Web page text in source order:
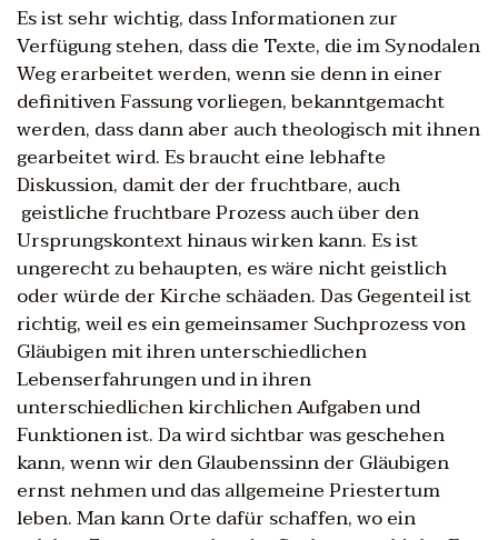
Es ist sehr wichtig, dass Informationen zur
Verfügung stehen, dass die Texte, die im Synodalen
Weg erarbeitet werden, wenn sie denn in einer
definitiven Fassung vorliegen, bekanntgemacht
werden, dass dann aber auch theologisch mit ihnen
gearbeitet wird. Es braucht eine lebhafte
Diskussion, damit der der fruchtbare, auch
geistliche fruchtbare Prozess auch über den
Ursprungskontext hinaus wirken kann. Es ist
ungerecht zu behaupten, es wäre nicht geistlich
oder würde der Kirche schäaden. Das Gegenteil ist
richtig, weil es ein gemeinsamer Suchprozess von
Gläubigen mit ihren unterschiedlichen
Lebenserfahrungen und in ihren
unterschiedlichen kirchlichen Aufgaben und
Funktionen ist. Da wird sichtbar was geschehen
kann, wenn wir den Glaubenssinn der Gläubigen
ernst nehmen und das allgemeine Priestertum
leben. Man kann Orte dafür schaffen, wo ein